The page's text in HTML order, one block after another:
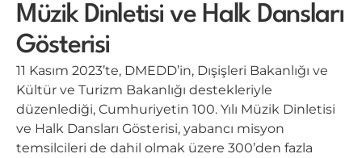
Müzik Dinletisi ve Halk Dansları
Gösterisi
11 Kasım 2023’te, DMEDD’in, Dışişleri Bakanlığı ve
Kültür ve Turizm Bakanlığı destekleriyle
düzenlediği, Cumhuriyetin 100. Yılı Müzik Dinletisi
ve Halk Dansları Gösterisi, yabancı misyon
temsilcileri de dahil olmak üzere 300’den fazla